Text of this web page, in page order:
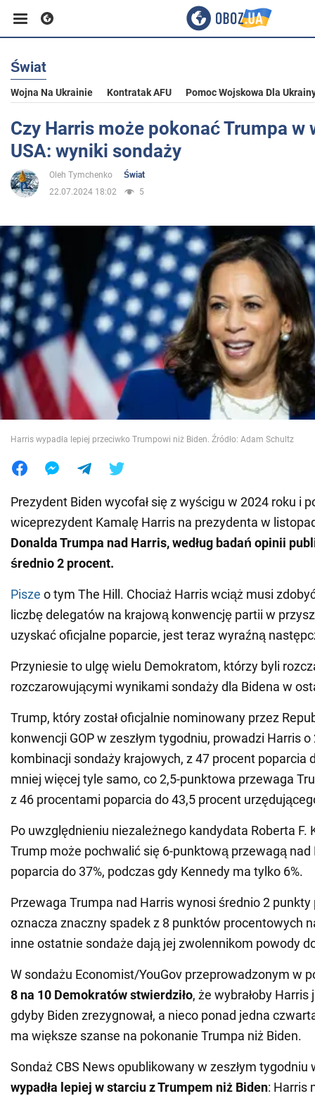
Biznes
Sport
Rozrywka
Polityka
Społeczeństwo
Wojna na Ukrainie
Świat
Jedzenie
Świat
Wojna Na Ukrainie Kontratak AFU Pomoc Wojskowa Dla
Czy Harris może pokonać Trumpa w
USA: wyniki sondaży
Oleh Tymchenko
Świat
22.07.2024 18:02
5
Harris wypadła lepiej przeciwko Trumpowi niż Biden. Źródło: Adam Schultz
Prezydent Biden wycofał się z wyścigu w 2024 roku i
wiceprezydent Kamalę Harris na prezydenta w
Donalda Trumpa nad Harris, według badań opinii
średnio 2 procent.
Pisze o tym The Hill. Chociaż Harris wciąż musi
liczbę delegatów na krajową konwencję partii w
uzyskać oficjalne poparcie, jest teraz wyraźną
Przyniesie to ulgę wielu Demokratom, którzy byli
rozczarowującymi wynikami sondaży dla Bidena w
Trump, który został oficjalnie nominowany przez
konwencji GOP w zeszłym tygodniu, prowadzi Harris o
kombinacji sondaży krajowych, z 47 procent poparcia
mniej więcej tyle samo, co 2,5-punktowa przewaga
z 46 procentami poparcia do 43,5 procent
Po uwzględnieniu niezależnego kandydata Roberta F.
Trump może pochwalić się 6-punktową przewagą nad
poparcia do 37%, podczas gdy Kennedy ma tylko 6%.
Przewaga Trumpa nad Harris wynosi średnio 2
oznacza znaczny spadek z 8 punktów procentowych
inne ostatnie sondaże dają jej zwolennikom powody
W sondażu Economist/YouGov przeprowadzonym w
8 na 10 Demokratów stwierdziło, że wybrałoby
gdyby Biden zrezygnował, a nieco ponad jedna
ma większe szanse na pokonanie Trumpa niż Biden.
Sondaż CBS News opublikowany w zeszłym tygodniu
wypadła lepiej w starciu z Trumpem niż Biden: Harris